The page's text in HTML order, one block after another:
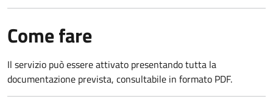
Come fare
Il servizio può essere attivato presentando tutta la
documentazione prevista, consultabile in formato PDF.